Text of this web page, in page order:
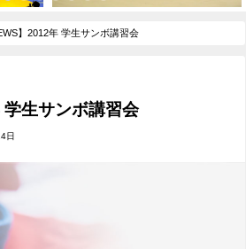
】2012年 学生サンボ講習会
学生サンボ講習会
日